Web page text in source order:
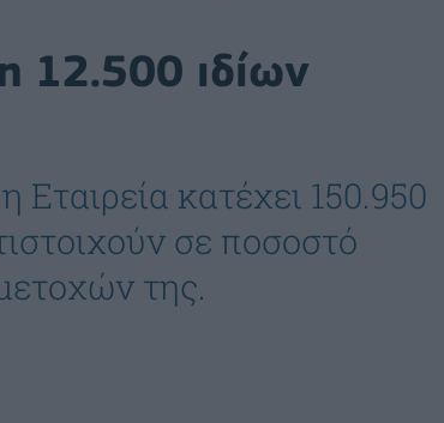
12.500 ιδίων
Εταιρεία κατέχει 150.950
σε ποσοστό
της.